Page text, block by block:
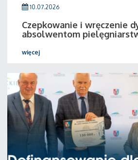
10.07.2026
Czepkowanie i wręczenie
absolwentom
więcej